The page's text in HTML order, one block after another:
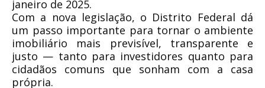
janeiro de 2025.
Com a nova legislação, o Distrito Federal dá
um passo importante para tornar o ambiente
imobiliário mais previsível, transparente e
justo — tanto para investidores quanto para
cidadãos comuns que sonham com a casa
própria.